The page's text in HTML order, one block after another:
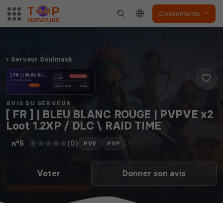
Classements
The Front Atlas
Dune Awakening
Serveur Soulmask
AVIS DU SERVEUR
[ FR ] | BLEU BLANC ROUGE | PVPVE x2
Loot 1.2XP / DLC \ RAID TIME
n°5 (0) PVE PVP
Voter Donner son avis